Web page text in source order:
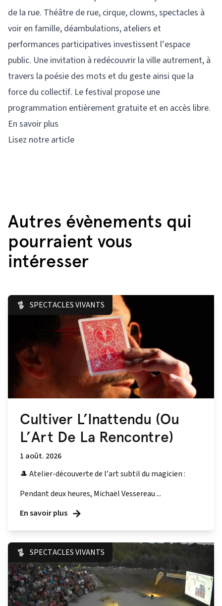
de la rue. Théâtre de rue, cirque, clowns, spectacles à
voir en famille, déambulations, ateliers et
performances participatives investissent l’espace
public. Une invitation à redécouvrir la ville autrement, à
travers la poésie des mots et du geste ainsi que la
force du collectif. Le festival propose une
programmation entièrement gratuite et en accès libre.
En savoir plus
Lisez notre article
Autres évènements qui
pourraient vous
intéresser
SPECTACLES VIVANTS
Cultiver L’Inattendu (Ou
L’Art De La Rencontre)
1 août. 2026
🎩 Atelier-découverte de l’art subtil du magicien :
Pendant deux heures, Michaël Vessereau ...
En savoir plus
SPECTACLES VIVANTS